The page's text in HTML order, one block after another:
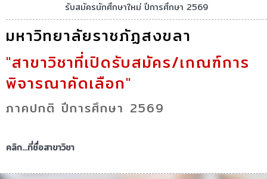
รับสมัครนักศึกษาใหม่ ปีการศึกษา 2569
มหาวิทยาลัยราชภัฏสงขลา
"สาขาวิชาที่เปิดรับสมัคร/เกณฑ์การ
พิจารณาคัดเลือก"
ภาคปกติ ปีการศึกษา 2569
คลิก...ที่ชื่อสาขาวิชา